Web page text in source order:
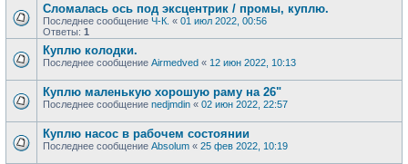
Сломалась ось под эксцентрик / промы, куплю.
Последнее сообщение Ч-К. « 01 июл 2022, 00:56
Ответы: 1
Куплю колодки.
Последнее сообщение Airmedved « 12 июн 2022, 10:13
Куплю маленькую хорошую раму на 26"
Последнее сообщение nedjmdin « 02 июн 2022, 22:57
Куплю насос в рабочем состоянии
Последнее сообщение Absolum « 25 фев 2022, 10:19